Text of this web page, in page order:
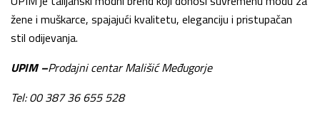
žene i muškarce, spajajući kvalitetu, eleganciju i pristupačan
stil odijevanja.
UPIM –Prodajni centar Mališić Međugorje
Tel: 00 387 36 655 528